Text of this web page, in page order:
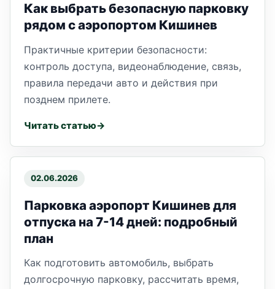
Как выбрать безопасную парковку
рядом с аэропортом Кишинев
Практичные критерии безопасности:
контроль доступа, видеонаблюдение, связь,
правила передачи авто и действия при
позднем прилете.
Читать статью
02.06.2026
Парковка аэропорт Кишинев для
отпуска на 7-14 дней: подробный
план
Как подготовить автомобиль, выбрать
долгосрочную парковку, рассчитать время,